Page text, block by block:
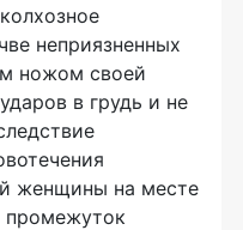
неприязненных
ножом своей
в грудь и не
женщины на месте
промежуток